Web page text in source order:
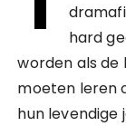
hard
worden als de
moeten leren
hun levendige